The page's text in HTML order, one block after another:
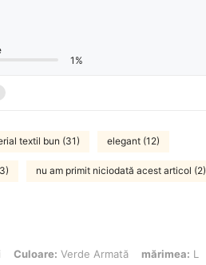
1%
textil bun (31) elegant (12)
nu am primit niciodată acest articol (2)
Armată, mărimea: L
Culoare: Verde Armată mărimea: L